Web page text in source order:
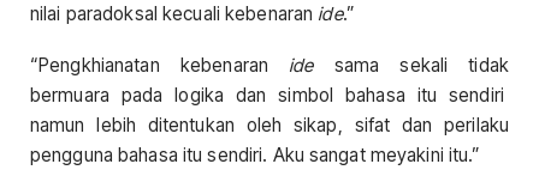
nilai paradoksal kecuali kebenaran ide.”
“Pengkhianatan kebenaran ide sama sekali tidak
bermuara pada logika dan simbol bahasa itu sendiri
namun lebih ditentukan oleh sikap, sifat dan perilaku
pengguna bahasa itu sendiri. Aku sangat meyakini itu.”